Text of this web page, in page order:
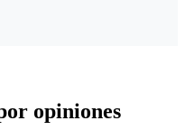
opiniones